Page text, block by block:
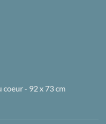
- 92 x 73 cm